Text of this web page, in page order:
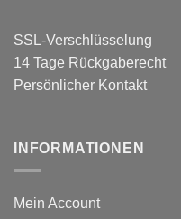
SSL-Verschlüsselung
14 Tage Rückgaberecht
Persönlicher Kontakt
INFORMATIONEN
Mein Account